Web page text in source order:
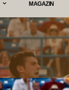
MAGAZIN